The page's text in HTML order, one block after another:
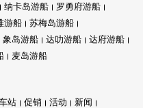
纳卡岛游船
罗勇府游船
游船
苏梅岛游船
象岛游船 达叻游船
达府游船
麦岛游船
站 促销 活动
新闻